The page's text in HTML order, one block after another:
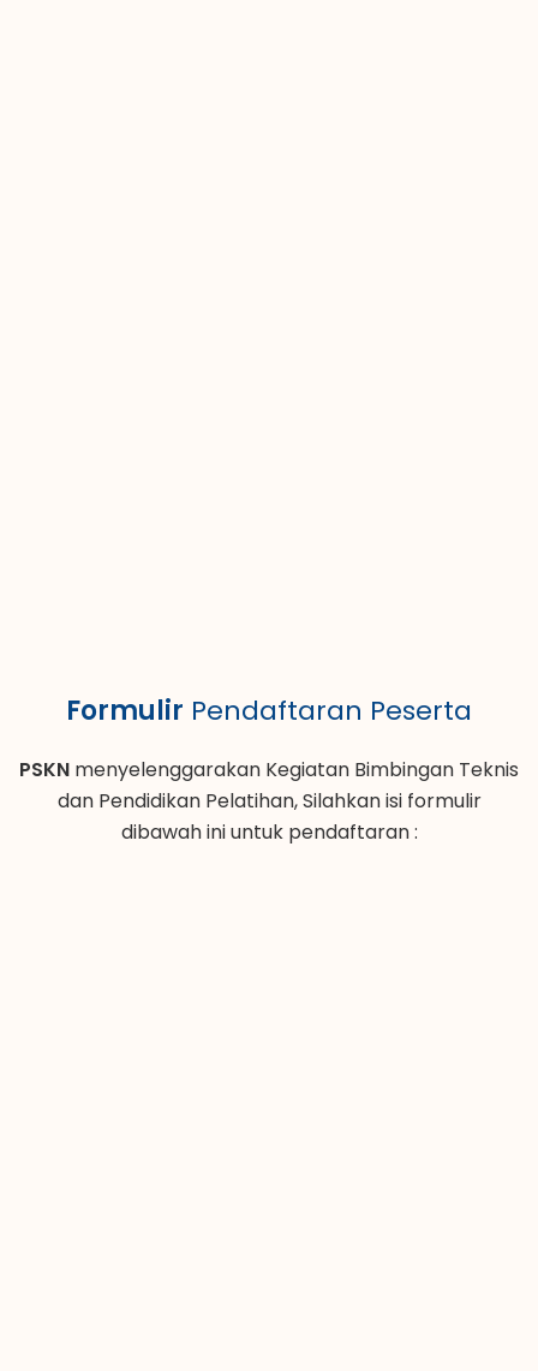
Formulir Pendaftaran Peserta
PSKN menyelenggarakan Kegiatan Bimbingan Teknis
dan Pendidikan Pelatihan, Silahkan isi formulir
dibawah ini untuk pendaftaran :